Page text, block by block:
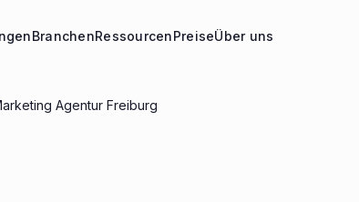
BranchenRessourcenPreiseÜber uns
Agentur Freiburg